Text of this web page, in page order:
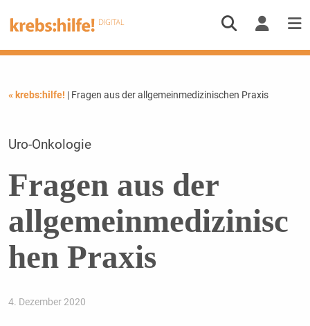
« krebs:hilfe! | Fragen aus der allgemeinmedizinischen Praxis
Uro-Onkologie
Fragen aus der
allgemeinmedizinisc
hen Praxis
4. Dezember 2020